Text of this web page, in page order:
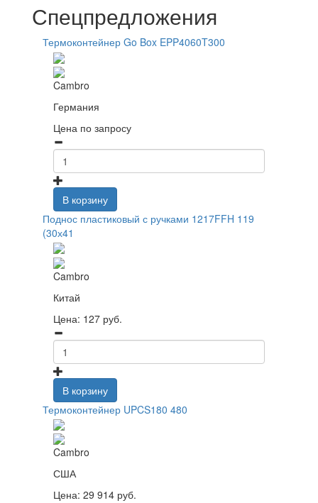
Спецпредложения
Термоконтейнер Go Box EPP4060T300
Cambro
Германия
Цена по запросу
В корзину
Поднос пластиковый с ручками 1217FFH 119
(30х41
Cambro
Китай
Цена: 127 руб.
В корзину
Термоконтейнер UPCS180 480
Cambro
США
Цена: 29 914 руб.